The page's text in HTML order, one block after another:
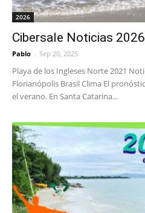
2026
Cibersale Noticias 2026
Pablo - Sep 20, 2025
Playa de los Ingleses Norte 2021
Florianópolis Brasil Clima El
el verano. En Santa Catarina...